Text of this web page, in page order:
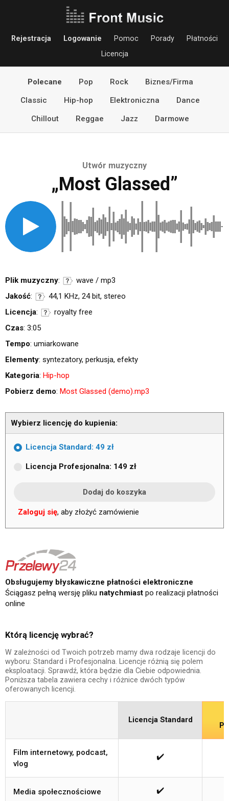
Rejestracja Logowanie Pomoc Porady
Płatności
Licencja
Polecane Pop Rock
Biznes/Firma
Classic
Hip-hop Elektroniczna
Dance
Chillout
Reggae Jazz Darmowe
Utwór muzyczny
„Most Glassed”
Plik muzyczny:
wave / mp3
Jakość:
44,1 KHz, 24 bit, stereo
Licencja:
royalty free
Czas: 3:05
Tempo: umiarkowane
Elementy: syntezatory, perkusja, efekty
Kategoria: Hip-hop
Pobierz demo: Most Glassed (demo).mp3
Wybierz licencję do kupienia:
Licencja Standard: 49 zł
Licencja Profesjonalna: 149 zł
Zaloguj się, aby złożyć zamówienie
Obsługujemy błyskawiczne płatności elektroniczne
Ściągasz pełną wersję pliku natychmiast po realizacji płatności
online
Którą licencję wybrać?
W zależności od Twoich potrzeb mamy dwa rodzaje licencji do
wyboru: Standard i Profesjonalna. Licencje różnią się polem
eksploatacji. Sprawdź, która będzie dla Ciebie odpowiednia.
Poniższa tabela zawiera cechy i różnice dwóch typów
oferowanych licencji.
Licencja Standard
Film internetowy, podcast,
vlog
✔️
Media społecznościowe ✔️